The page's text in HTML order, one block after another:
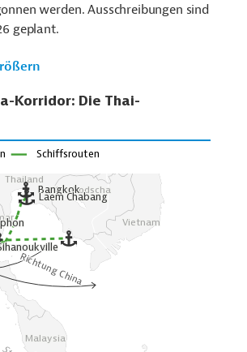
werden. Ausschreibungen sind
geplant.